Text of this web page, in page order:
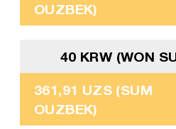
OUZBEK)
40 KRW (WON
361,91 UZS (SUM
OUZBEK)